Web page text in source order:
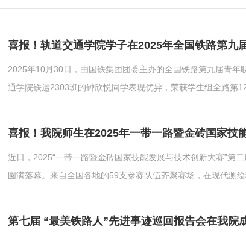
喜报！轨道交通学院学子在2025年全国铁路第九
2025年10月30日，由国铁集团团委主办的全国铁路第九届青
通学院铁运2303班的钟欣悦同学表现优异，荣获学生组全路第
喜报！我院师生在2025年一带一路暨金砖国家技
近日，2025“一带一路暨金砖国家技能发展与技术创新大赛”第
圆满落幕。来自全国各地的59支参赛队伍齐聚赛场，在现代测
第七届 “最美铁路人”先进事迹巡回报告会在我院